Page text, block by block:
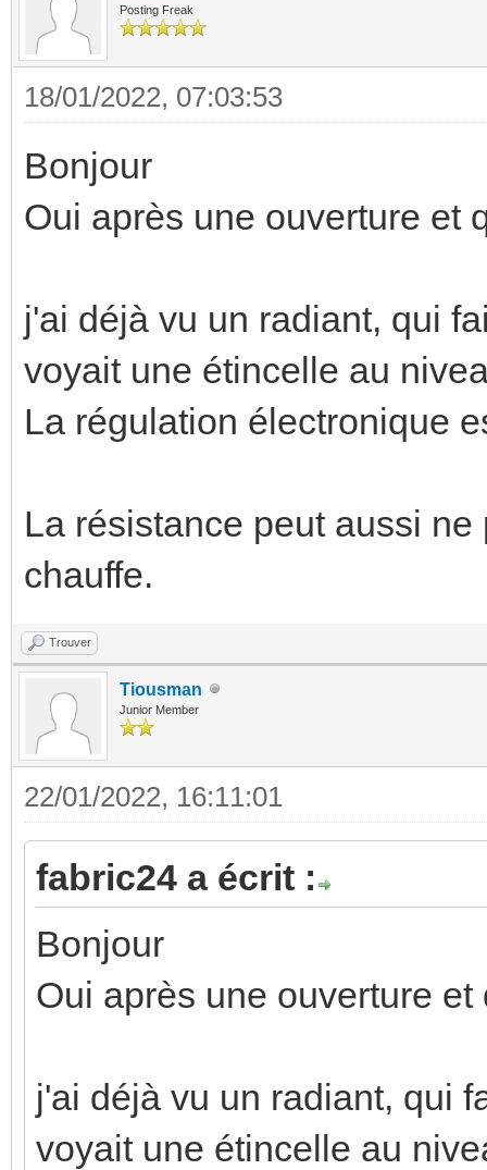
Posting Freak
18/01/2022, 07:03:53
Bonjour
Oui après une ouverture et
j'ai déjà vu un radiant, qui
voyait une étincelle au
La régulation électronique
La résistance peut aussi
chauffe.
Trouver
Tiousman
Junior Member
22/01/2022, 16:11:01
fabric24 a écrit :
Bonjour
Oui après une ouverture
j'ai déjà vu un radiant, qui
voyait une étincelle au